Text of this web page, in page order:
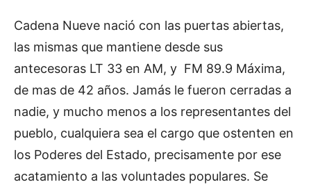
Cadena Nueve nació con las puertas abiertas,
las mismas que mantiene desde sus
antecesoras LT 33 en AM, y FM 89.9 Máxima,
de mas de 42 años. Jamás le fueron cerradas a
nadie, y mucho menos a los representantes del
pueblo, cualquiera sea el cargo que ostenten en
los Poderes del Estado, precisamente por ese
acatamiento a las voluntades populares. Se